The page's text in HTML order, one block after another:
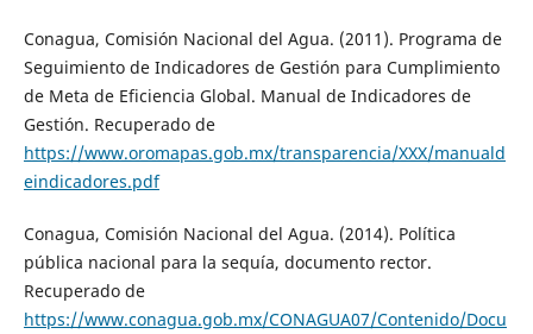
Conagua, Comisión Nacional del Agua. (2011). Programa de
Seguimiento de Indicadores de Gestión para Cumplimiento
de Meta de Eficiencia Global. Manual de Indicadores de
Gestión. Recuperado de
https://www.oromapas.gob.mx/transparencia/XXX/manuald
eindicadores.pdf
Conagua, Comisión Nacional del Agua. (2014). Política
pública nacional para la sequía, documento rector.
Recuperado de
https://www.conagua.gob.mx/CONAGUA07/Contenido/Docu